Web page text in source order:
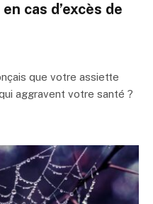
cas d’excès de
que votre assiette
aggravent votre santé ?